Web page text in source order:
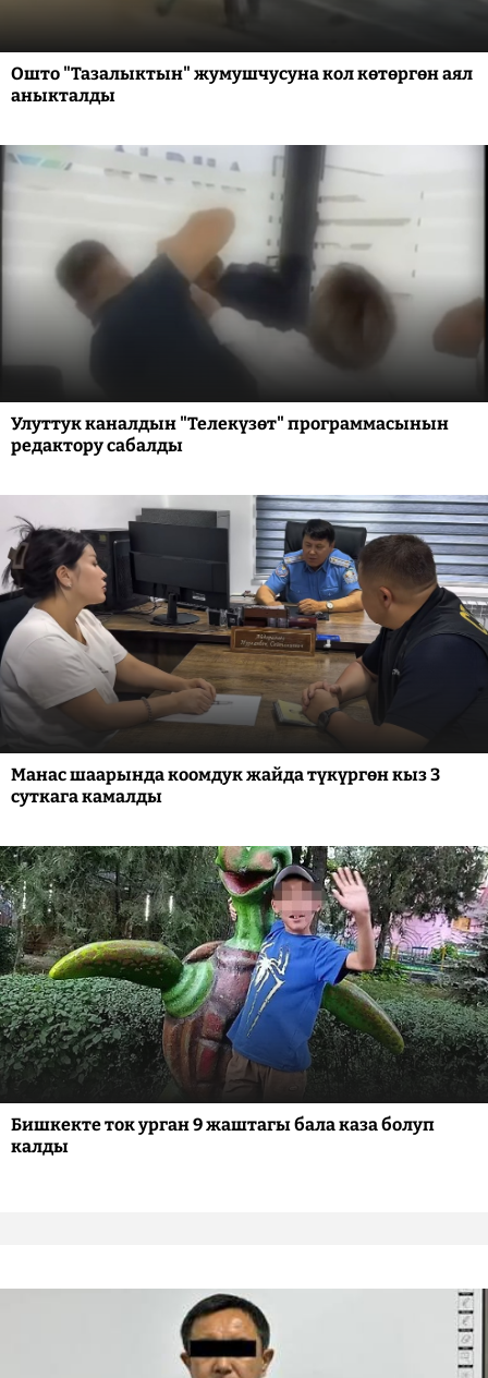
Ошто "Тазалыктын" жумушчусуна кол көтөргөн аял
аныкталды
Улуттук каналдын "Телекүзөт" программасынын
редактору сабалды
Манас шаарында коомдук жайда түкүргөн кыз 3
суткага камалды
Бишкекте ток урган 9 жаштагы бала каза болуп
калды